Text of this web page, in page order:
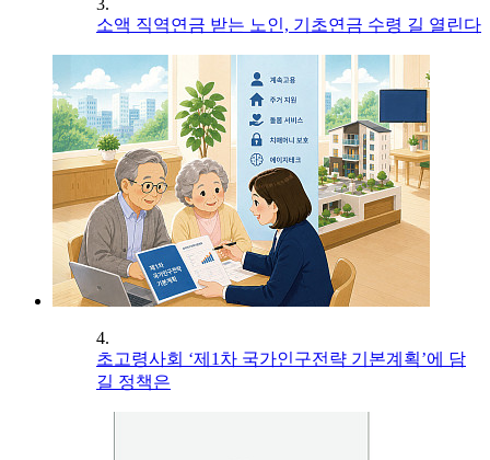
3.
소액 직역연금 받는 노인, 기초연금 수령 길 열린다
4.
초고령사회 ‘제1차 국가인구전략 기본계획’에 담
길 정책은